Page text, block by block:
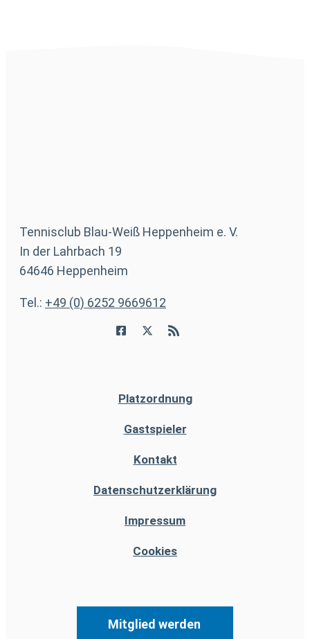
Tennisclub Blau-Weiß Heppenheim e. V.
In der Lahrbach 19
64646 Heppenheim
Tel.: +49 (0) 6252 9669612
Platzordnung
Gastspieler
Kontakt
Datenschutzerklärung
Impressum
Cookies
Mitglied werden